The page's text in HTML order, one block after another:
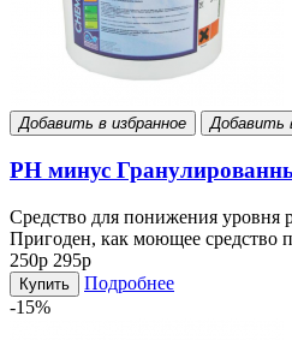
Добавить в избранное Добавить
PH минус
Средство для понижения уровня
Пригоден, как моющее средство
250р 295р
Купить
Подробнее
-15%